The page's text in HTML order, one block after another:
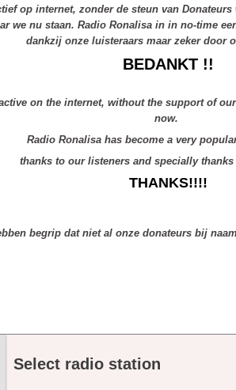
op internet, zonder de steun van
we nu staan. Radio Ronalisa in in no-time
dankzij onze luisteraars maar zeker door
BEDANKT !!
on the internet, without the support of
now.
Radio Ronalisa has become a very
thanks to our listeners and specially
THANKS!!!!
begrip dat niet al onze donateurs bij
Select radio station